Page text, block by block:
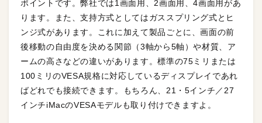
ポイントです。弊社では1画面用、2画面用、4画面用があ
ります。また、支持方式としてはガススプリング式とヒ
ンジ式があります。これに加えて製品ごとに、画面の前
後移動の自由度を決める関節（3軸から5軸）や材質、ア
ームの高さなどの違いがあります。標準の75ミリまたは
100ミリのVESA規格に対応しているディスプレイであれ
ばどれでも接続できます。もちろん、21・5インチ／27
インチiMacのVESAモデルも取り付けできますよ。